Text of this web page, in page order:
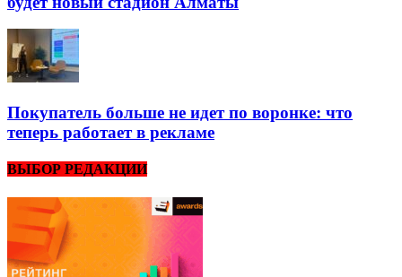
Покупатель больше не идет по воронке: что
теперь работает в рекламе
ВЫБОР РЕДАКЦИИ